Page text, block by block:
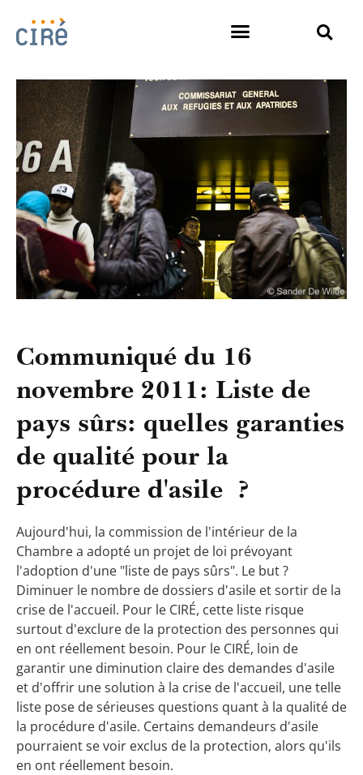
Communiqué du 16
novembre 2011: Liste de
pays sûrs: quelles garanties
de qualité pour la
procédure d'asile ?
Aujourd'hui, la commission de l'intérieur de la
Chambre a adopté un projet de loi prévoyant
l'adoption d'une "liste de pays sûrs". Le but ?
Diminuer le nombre de dossiers d'asile et sortir de la
crise de l'accueil. Pour le CIRÉ, cette liste risque
surtout d'exclure de la protection des personnes qui
en ont réellement besoin. Pour le CIRÉ, loin de
garantir une diminution claire des demandes d'asile
et d'offrir une solution à la crise de l'accueil, une telle
liste pose de sérieuses questions quant à la qualité de
la procédure d'asile. Certains demandeurs d'asile
pourraient se voir exclus de la protection, alors qu'ils
en ont réellement besoin.